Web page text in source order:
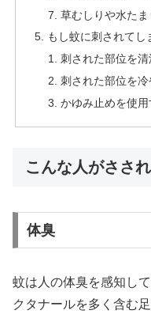
草むしりや水た
もし蚊に刺されてし
刺された部位を清
刺された部位を冷
かゆみ止めを使用
こんな人がささ
体臭
蚊は人の体臭を感知し
クタナールを多く含む